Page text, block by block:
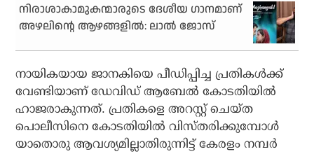
നിരാശാകാമുകന്മാരുടെ ദേശീയ ഗാനമാണ്
അഴലിന്റെ ആഴങ്ങളില്‍: ലാല്‍ ജോസ്
നായികയായ ജാനകിയെ പീഡിപ്പിച്ച പ്രതികള്‍ക്ക്
വേണ്ടിയാണ് ഡേവിഡ് ആബേല്‍ കോടതിയില്‍
ഹാജരാകുന്നത്. പ്രതികളെ അറസ്റ്റ് ചെയ്ത
പൊലീസിനെ കോടതിയില്‍ വിസ്തരിക്കുമ്പോള്‍
യാതൊരു ആവശ്യമില്ലാതിരുന്നിട്ട് കേരളം നമ്പര്‍